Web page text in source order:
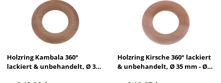
Holzring Kambala 360°
lackiert & unbehandelt, Ø 35
Holzring Kirsche 360° lackiert
& unbehandelt, Ø 35 mm - Ø